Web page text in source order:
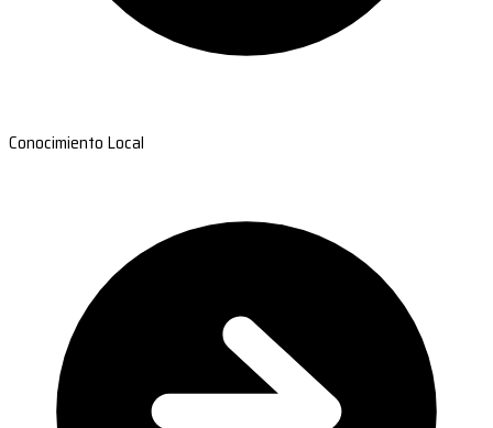
Conocimiento Local